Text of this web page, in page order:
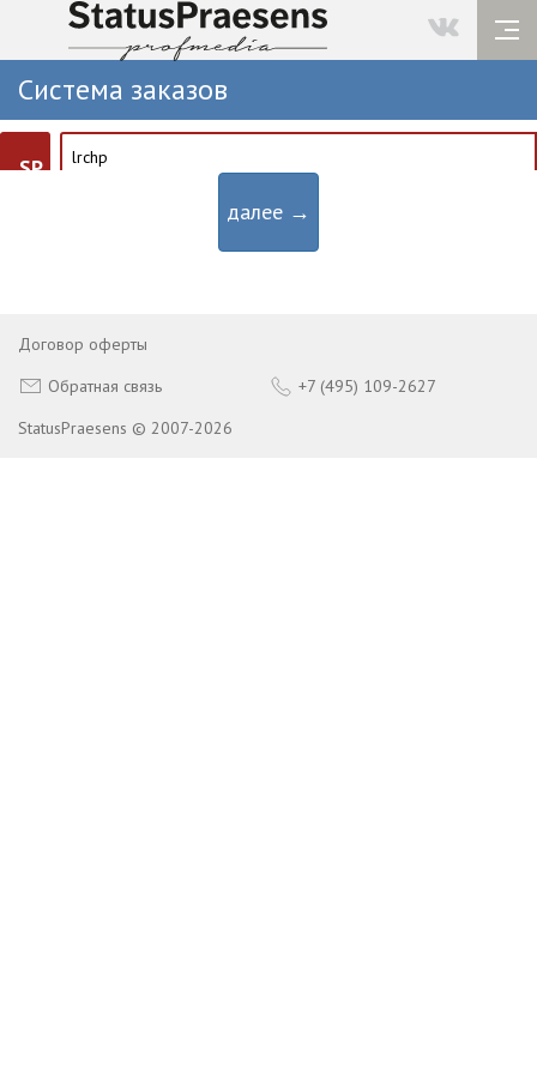
Система заказов
SP
далее →
Договор оферты
Обратная связь
+7 (495) 109-2627
StatusPraesens © 2007-2026